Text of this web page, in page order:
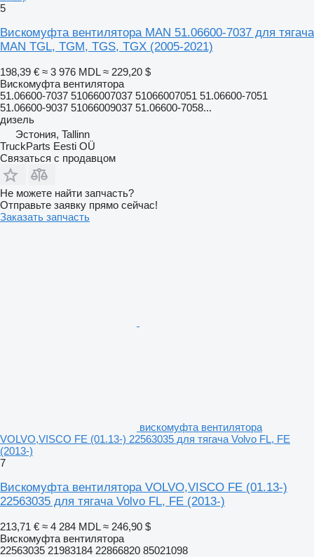
5
Вискомуфта вентилятора MAN 51.06600-7037 для тягача
MAN TGL, TGM, TGS, TGX (2005-2021)
198,39 € ≈ 3 976 MDL ≈ 229,20 $
Вискомуфта вентилятора
51.06600-7037 51066007037 51066007051 51.06600-7051
51.06600-9037 51066009037 51.06600-7058...
дизель
Эстония, Tallinn
TruckParts Eesti OÜ
Связаться с продавцом
Не можете найти запчасть?
Отправьте заявку прямо сейчас!
Заказать запчасть
вискомуфта вентилятора
VOLVO,VISCO FE (01.13-) 22563035 для тягача Volvo FL, FE
(2013-)
7
Вискомуфта вентилятора VOLVO,VISCO FE (01.13-)
22563035 для тягача Volvo FL, FE (2013-)
213,71 € ≈ 4 284 MDL ≈ 246,90 $
Вискомуфта вентилятора
22563035 21983184 22866820 85021098